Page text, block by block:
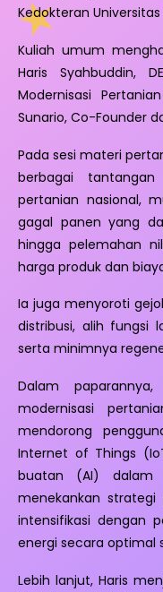
Kedokteran
Kuliah umum
Haris Syahbuddin,
Modernisasi
Sunario, Co-Founder
Pada sesi materi
berbagai
pertanian nasional,
gagal panen yang
hingga pelemahan
harga produk dan
Ia juga menyoroti
distribusi, alih fungsi
serta minimnya
Dalam
modernisasi
mendorong
Internet of Things
buatan (AI) dalam
menekankan
intensifikasi dengan
energi secara optimal
Lebih lanjut, Haris